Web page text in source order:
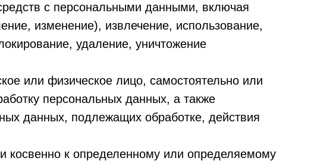
с персональными данными, включая
изменение), извлечение, использование,
удаление, уничтожение
или физическое лицо, самостоятельно или
персональных данных, а также
данных, подлежащих обработке, действия
к определенному или определяемому